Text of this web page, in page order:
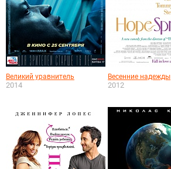
Великий уравнитель
2014
Весенние надежды
2012